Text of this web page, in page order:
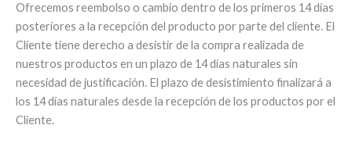
Ofrecemos reembolso o cambio dentro de los primeros 14 días
posteriores a la recepción del producto por parte del cliente. El
Cliente tiene derecho a desistir de la compra realizada de
nuestros productos en un plazo de 14 días naturales sin
necesidad de justificación. El plazo de desistimiento finalizará a
los 14 días naturales desde la recepción de los productos por el
Cliente.